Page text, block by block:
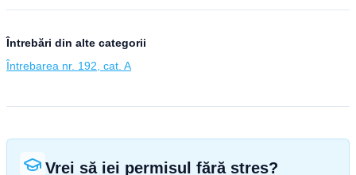
Întrebări din alte categorii
Întrebarea nr. 192, cat. A
Vrei să iei permisul fără stres?